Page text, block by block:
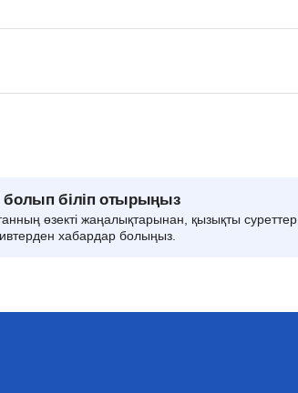
болып біліп отырыңыз
өзекті жаңалықтарынан, қызықты суреттер,
хабардар болыңыз.